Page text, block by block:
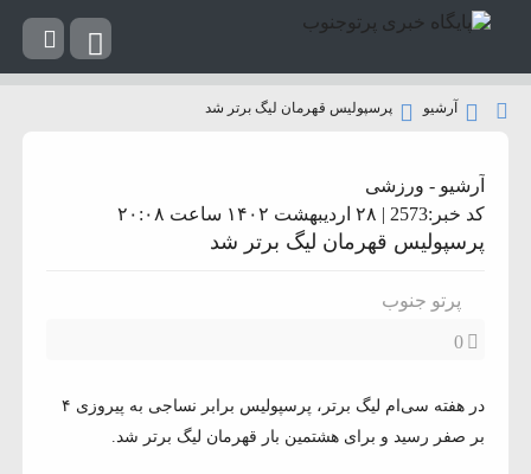
آرشیو پرسپولیس قهرمان لیگ برتر شد
آرشیو - ورزشی
کد خبر:2573 | ۲۸ اردیبهشت ۱۴۰۲ ساعت ۲۰:۰۸
پرسپولیس قهرمان لیگ برتر شد
پرتو جنوب
0
در هفته سی‌ام لیگ برتر، پرسپولیس برابر نساجی به پیروزی ۴
بر صفر رسید و برای هشتمین بار قهرمان لیگ برتر شد.